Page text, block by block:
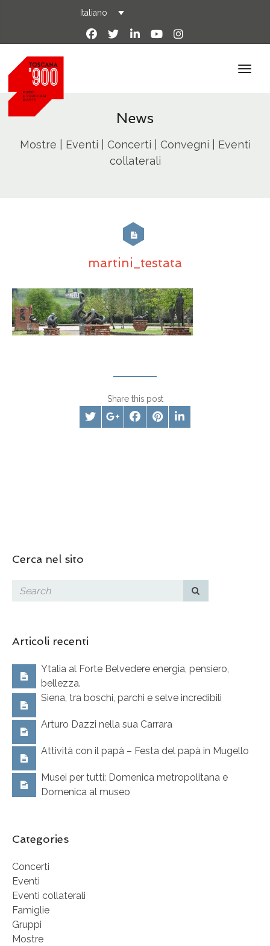
Italiano
News
Mostre | Eventi | Concerti | Convegni | Eventi
collaterali
martini_testata
Share this post
Cerca nel sito
Articoli recenti
Ytalia al Forte Belvedere energia, pensiero,
bellezza.
Siena, tra boschi, parchi e selve incredibili
Arturo Dazzi nella sua Carrara
Attività con il papà – Festa del papà in Mugello
Musei per tutti: Domenica metropolitana e
Domenica al museo
Categories
Concerti
Eventi
Eventi collaterali
Famiglie
Gruppi
Mostre